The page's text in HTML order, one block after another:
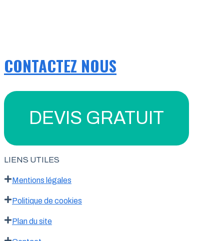
CONTACTEZ NOUS
DEVIS GRATUIT
LIENS UTILES
Mentions légales
Politique de cookies
Plan du site